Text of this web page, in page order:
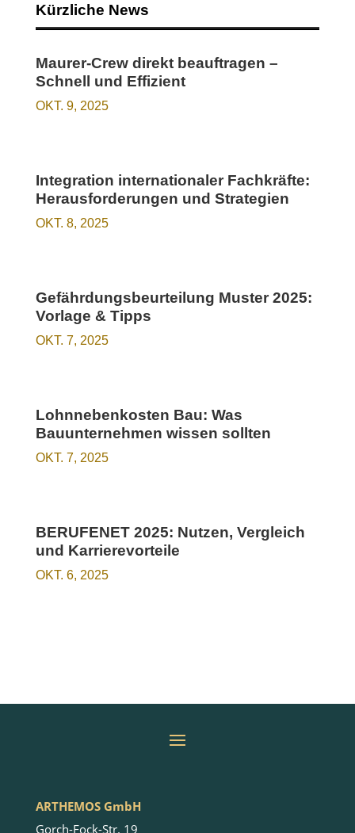
Kürzliche News
Maurer-Crew direkt beauftragen –
Schnell und Effizient
OKT. 9, 2025
Integration internationaler Fachkräfte:
Herausforderungen und Strategien
OKT. 8, 2025
Gefährdungsbeurteilung Muster 2025:
Vorlage & Tipps
OKT. 7, 2025
Lohnnebenkosten Bau: Was
Bauunternehmen wissen sollten
OKT. 7, 2025
BERUFENET 2025: Nutzen, Vergleich
und Karrierevorteile
OKT. 6, 2025
ARTHEMOS GmbH
Gorch-Fock-Str. 19